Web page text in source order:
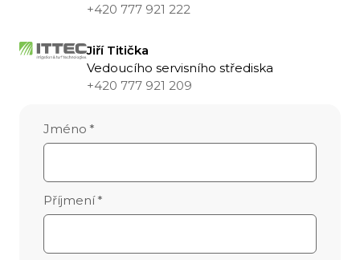
+420 777 921 222
Jiří Titička
Vedoucího servisního střediska
+420 777 921 209
Jméno *
Příjmení *